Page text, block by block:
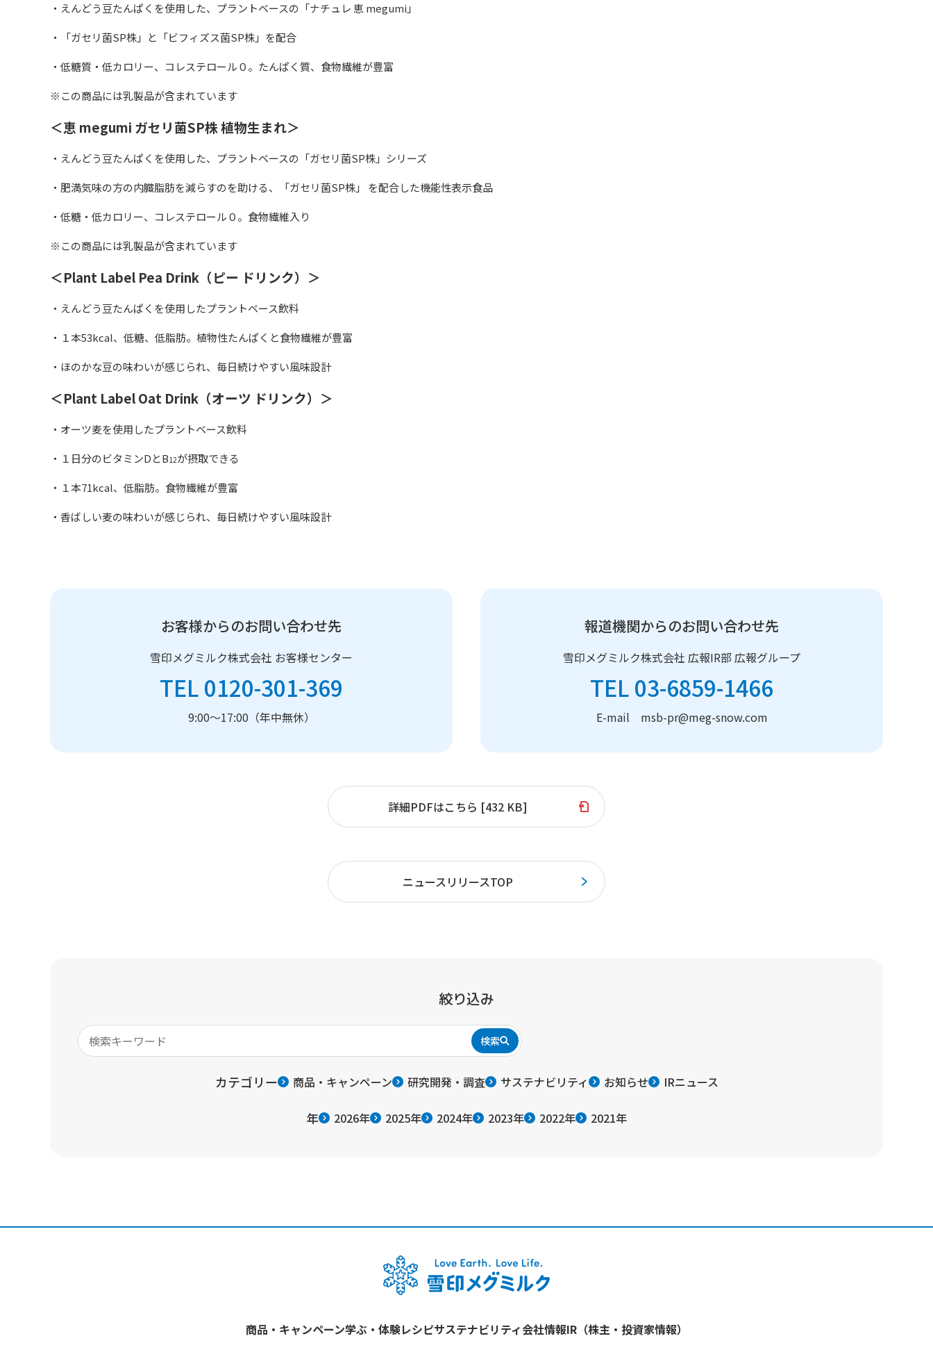
・えんどう豆たんぱくを使用した、プラントベースの「ナチュレ 恵 megumi」
・「ガセリ菌SP株」と「ビフィズス菌SP株」を配合
・低糖質・低カロリー、コレステロール０。たんぱく質、食物繊維が豊富
※この商品には乳製品が含まれています
＜恵 megumi ガセリ菌SP株 植物生まれ＞
・えんどう豆たんぱくを使用した、プラントベースの「ガセリ菌SP株」シリーズ
・肥満気味の方の内臓脂肪を減らすのを助ける、「ガセリ菌SP株」 を配合した機能性表示食品
・低糖・低カロリー、コレステロール０。食物繊維入り
※この商品には乳製品が含まれています
＜Plant Label Pea Drink（ピー ドリンク）＞
・えんどう豆たんぱくを使用したプラントベース飲料
・１本53kcal、低糖、低脂肪。植物性たんぱくと食物繊維が豊富
・ほのかな豆の味わいが感じられ、毎日続けやすい風味設計
＜Plant Label Oat Drink（オーツ ドリンク）＞
・オーツ麦を使用したプラントベース飲料
・１日分のビタミンDとB12が摂取できる
・１本71kcal、低脂肪。食物繊維が豊富
・香ばしい麦の味わいが感じられ、毎日続けやすい風味設計
お客様からのお問い合わせ先
雪印メグミルク株式会社 お客様センター
TEL 0120-301-369
9:00～17:00（年中無休）
報道機関からのお問い合わせ先
雪印メグミルク株式会社 広報IR部 広報グループ
TEL 03-6859-1466
E-mail msb-pr@meg-snow.com
詳細PDFはこちら [432 KB]
ニュースリリースTOP
絞り込み
検索
カテゴリー 商品・キャンペーン 研究開発・調査 サステナビリティ お知らせ IRニュース
年 2026年 2025年 2024年 2023年 2022年 2021年
商品・キャンペーン学ぶ・体験レシピサステナビリティ会社情報IR（株主・投資家情報）